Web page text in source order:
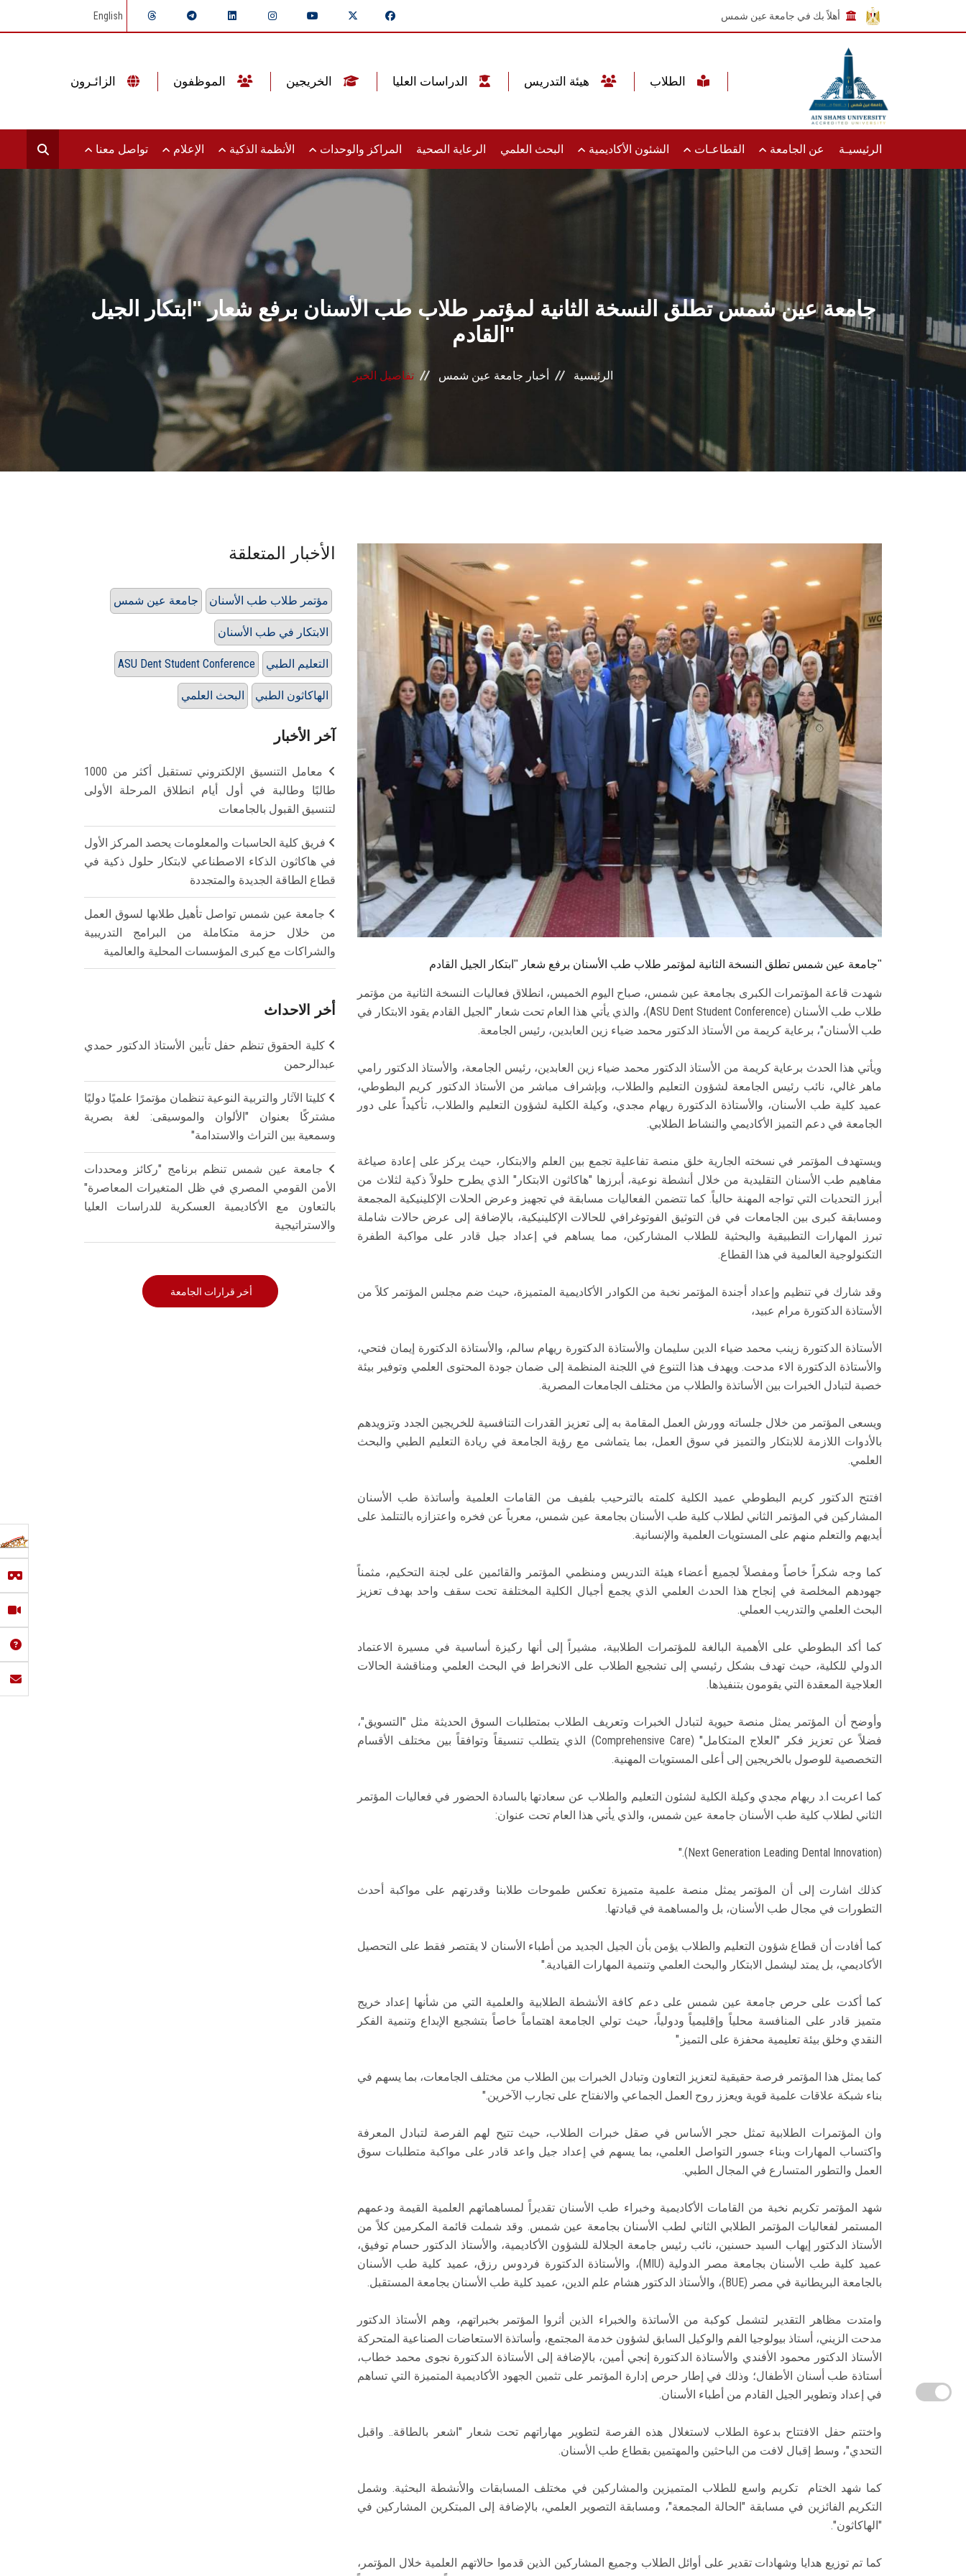
أهلاً بك في جامعة عين شمس English
الرئيسيـة عن الجامعة القطاعـات الشئون الأكاديمية البحث العلمي الرعاية الصحية المراكز والوحدات الأنظمة الذكية الإعلام تواصل معنا
جامعة عين شمس تطلق النسخة الثانية لمؤتمر طلاب طب الأسنان برفع شعار "ابتكار الجيل
القادم"
الرئيسية أخبار جامعة عين شمس تفاصيل الخبر
جامعة عين شمس تطلق النسخة الثانية لمؤتمر طلاب طب الأسنان برفع شعار "ابتكار الجيل القادم"
شهدت قاعة المؤتمرات الكبرى بجامعة عين شمس، صباح اليوم الخميس، انطلاق فعاليات النسخة الثانية من مؤتمر
طلاب طب الأسنان (ASU Dent Student Conference)، والذي يأتي هذا العام تحت شعار "الجيل القادم يقود الابتكار في
طب الأسنان"، برعاية كريمة من الأستاذ الدكتور محمد ضياء زين العابدين، رئيس الجامعة.
ويأتي هذا الحدث برعاية كريمة من الأستاذ الدكتور محمد ضياء زين العابدين، رئيس الجامعة، والأستاذ الدكتور رامي
ماهر غالي، نائب رئيس الجامعة لشؤون التعليم والطلاب، وبإشراف مباشر من الأستاذ الدكتور كريم البطوطي،
عميد كلية طب الأسنان، والأستاذة الدكتورة ريهام مجدي، وكيلة الكلية لشؤون التعليم والطلاب، تأكيداً على دور
الجامعة في دعم التميز الأكاديمي والنشاط الطلابي.
ويستهدف المؤتمر في نسخته الجارية خلق منصة تفاعلية تجمع بين العلم والابتكار، حيث يركز على إعادة صياغة
مفاهيم طب الأسنان التقليدية من خلال أنشطة نوعية، أبرزها "هاكاثون الابتكار" الذي يطرح حلولاً ذكية لثلاث من
أبرز التحديات التي تواجه المهنة حالياً. كما تتضمن الفعاليات مسابقة في تجهيز وعرض الحلات الإكلينيكية المجمعة
ومسابقة كبرى بين الجامعات في فن التوثيق الفوتوغرافي للحالات الإكلينيكية، بالإضافة إلى عرض حالات شاملة
تبرز المهارات التطبيقية والبحثية للطلاب المشاركين، مما يساهم في إعداد جيل قادر على مواكبة الطفرة
التكنولوجية العالمية في هذا القطاع.
وقد شارك في تنظيم وإعداد أجندة المؤتمر نخبة من الكوادر الأكاديمية المتميزة، حيث ضم مجلس المؤتمر كلاً من
الأستاذة الدكتورة مرام عبيد،
الأستاذة الدكتورة زينب محمد ضياء الدين سليمان والأستاذة الدكتورة ريهام سالم، والأستاذة الدكتورة إيمان فتحي،
والأستاذة الدكتورة الاء مدحت. ويهدف هذا التنوع في اللجنة المنظمة إلى ضمان جودة المحتوى العلمي وتوفير بيئة
خصبة لتبادل الخبرات بين الأساتذة والطلاب من مختلف الجامعات المصرية.
ويسعى المؤتمر من خلال جلساته وورش العمل المقامة به إلى تعزيز القدرات التنافسية للخريجين الجدد وتزويدهم
بالأدوات اللازمة للابتكار والتميز في سوق العمل، بما يتماشى مع رؤية الجامعة في ريادة التعليم الطبي والبحث
العلمي.
افتتح الدكتور كريم البطوطي عميد الكلية كلمته بالترحيب بلفيف من القامات العلمية وأساتذة طب الأسنان
المشاركين في المؤتمر الثاني لطلاب كلية طب الأسنان بجامعة عين شمس، معرباً عن فخره واعتزازه بالتتلمذ على
أيديهم والتعلم منهم على المستويات العلمية والإنسانية.
كما وجه شكراً خاصاً ومفصلاً لجميع أعضاء هيئة التدريس ومنظمي المؤتمر والقائمين على لجنة التحكيم، مثمناً
جهودهم المخلصة في إنجاح هذا الحدث العلمي الذي يجمع أجيال الكلية المختلفة تحت سقف واحد بهدف ​تعزيز
البحث العلمي والتدريب العملي.
كما أكد البطوطي على الأهمية البالغة للمؤتمرات الطلابية، مشيراً إلى أنها ركيزة أساسية في مسيرة الاعتماد
الدولي للكلية، حيث تهدف بشكل رئيسي إلى تشجيع الطلاب على الانخراط في البحث العلمي ومناقشة الحالات
العلاجية المعقدة التي يقومون بتنفيذها.
وأوضح أن المؤتمر يمثل منصة حيوية لتبادل الخبرات وتعريف الطلاب بمتطلبات السوق الحديثة مثل "التسويق"،
فضلاً عن تعزيز فكر "العلاج المتكامل" (Comprehensive Care) الذي يتطلب تنسيقاً وتوافقاً بين مختلف الأقسام
التخصصية للوصول بالخريجين إلى أعلى المستويات المهنية.
كما اعربت ا.د ريهام مجدي وكيلة الكلية لشئون التعليم والطلاب عن سعادتها بالسادة الحضور في فعاليات المؤتمر
الثاني لطلاب كلية طب الأسنان جامعة عين شمس، والذي يأتي هذا العام تحت عنوان:
(Next Generation Leading Dental Innovation)."
كذلك اشارت إلى أن المؤتمر يمثل منصة علمية متميزة تعكس طموحات طلابنا وقدرتهم على مواكبة أحدث
التطورات في مجال طب الأسنان، بل والمساهمة في قيادتها.
كما أفادت أن قطاع شؤون التعليم والطلاب يؤمن بأن الجيل الجديد من أطباء الأسنان لا يقتصر فقط على التحصيل
الأكاديمي، بل يمتد ليشمل الابتكار والبحث العلمي وتنمية المهارات القيادية."
كما أكدت على حرص جامعة عين شمس على دعم كافة الأنشطة الطلابية والعلمية التي من شأنها إعداد خريج
متميز قادر على المنافسة محلياً وإقليمياً ودولياً، حيث تولي الجامعة اهتماماً خاصاً بتشجيع الإبداع وتنمية الفكر
النقدي وخلق بيئة تعليمية محفزة على التميز."
كما يمثل هذا المؤتمر فرصة حقيقية لتعزيز التعاون وتبادل الخبرات بين الطلاب من مختلف الجامعات، بما يسهم في
بناء شبكة علاقات علمية قوية ويعزز روح العمل الجماعي والانفتاح على تجارب الآخرين."
وان المؤتمرات الطلابية تمثل حجر الأساس في صقل خبرات الطلاب، حيث تتيح لهم الفرصة لتبادل المعرفة
واكتساب المهارات وبناء جسور التواصل العلمي، بما يسهم في إعداد جيل واعد قادر على مواكبة متطلبات سوق
العمل والتطور المتسارع في المجال الطبي.
شهد المؤتمر تكريم نخبة من القامات الأكاديمية وخبراء طب الأسنان تقديراً لمساهماتهم العلمية القيمة ودعمهم
المستمر لفعاليات المؤتمر الطلابي الثاني لطب الأسنان بجامعة عين شمس. وقد شملت قائمة المكرمين كلاً من
الأستاذ الدكتور إيهاب السيد حسنين، نائب رئيس جامعة الجلالة للشؤون الأكاديمية، والأستاذ الدكتور حسام توفيق،
عميد كلية طب الأسنان بجامعة مصر الدولية (MIU)، والأستاذة الدكتورة فردوس رزق، عميد كلية طب الأسنان
بالجامعة البريطانية في مصر (BUE)، والأستاذ الدكتور هشام علم الدين، عميد كلية طب الأسنان بجامعة المستقبل.
وامتدت مظاهر التقدير لتشمل كوكبة من الأساتذة والخبراء الذين أثروا المؤتمر بخبراتهم، وهم الأستاذ الدكتور
مدحت الزيني، أستاذ بيولوجيا الفم والوكيل السابق لشؤون خدمة المجتمع، وأساتذة الاستعاضات الصناعية المتحركة
الأستاذ الدكتور محمود الأفندي والأستاذة الدكتورة إنجي أمين، بالإضافة إلى الأستاذة الدكتورة نجوى محمد خطاب،
أستاذة طب أسنان الأطفال؛ وذلك في إطار حرص إدارة المؤتمر على تثمين الجهود الأكاديمية المتميزة التي تساهم
في إعداد وتطوير الجيل القادم من أطباء الأسنان.
واختتم حفل الافتتاح بدعوة الطلاب لاستغلال هذه الفرصة لتطوير مهاراتهم تحت شعار "اشعر بالطاقة.. واقبل
التحدي"، وسط إقبال لافت من الباحثين والمهتمين بقطاع طب الأسنان.
كما شهد الختام ​ تكريم واسع للطلاب المتميزين والمشاركين في مختلف المسابقات والأنشطة البحثية. وشمل
التكريم الفائزين في مسابقة "الحالة المجمعة"، ومسابقة التصوير العلمي، بالإضافة إلى المبتكرين المشاركين في
"الهاكاثون".
كما تم توزيع هدايا وشهادات تقدير على أوائل الطلاب وجميع المشاركين الذين قدموا حالاتهم العلمية خلال المؤتمر،
الأخبار المتعلقة
جامعة عين شمس مؤتمر طلاب طب الأسنان
الابتكار في طب الأسنان
ASU Dent Student Conference التعليم الطبي
البحث العلمي الهاكاثون الطبي
آخر الأخبار
معامل التنسيق الإلكتروني تستقبل أكثر من 1000
طالبًا وطالبة في أول أيام انطلاق المرحلة الأولى
لتنسيق القبول بالجامعات
فريق كلية الحاسبات والمعلومات يحصد المركز الأول
في هاكاثون الذكاء الاصطناعي لابتكار حلول ذكية في
قطاع الطاقة الجديدة والمتجددة
جامعة عين شمس تواصل تأهيل طلابها لسوق العمل
من خلال حزمة متكاملة من البرامج التدريبية
والشراكات مع كبرى المؤسسات المحلية والعالمية
أخر الاحداث
كلية الحقوق تنظم حفل تأبين الأستاذ الدكتور حمدي
عبدالرحمن
كليتا الآثار والتربية النوعية تنظمان مؤتمرًا علميًا دوليًا
مشتركًا بعنوان "الألوان والموسيقى: لغة بصرية
وسمعية بين التراث والاستدامة"
جامعة عين شمس تنظم برنامج "ركائز ومحددات
الأمن القومي المصري في ظل المتغيرات المعاصرة"
بالتعاون مع الأكاديمية العسكرية للدراسات العليا
والاستراتيجية
أخر قرارات الجامعة